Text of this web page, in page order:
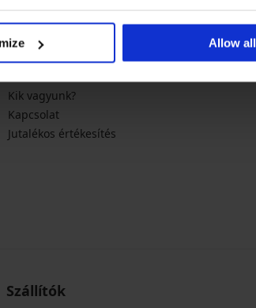
Allow all
A társaságról
Kik vagyunk?
Kapcsolat
Jutalékos értékesítés
Szállítók